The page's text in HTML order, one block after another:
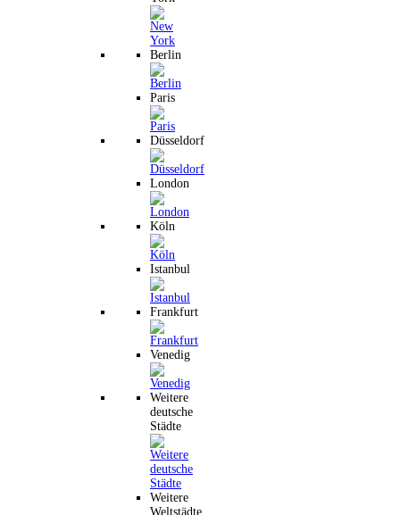
Berlin
Paris
Düsseldorf
London
Köln
Istanbul
Frankfurt
Venedig
Weitere
deutsche
Städte
Weitere
Weltstädte